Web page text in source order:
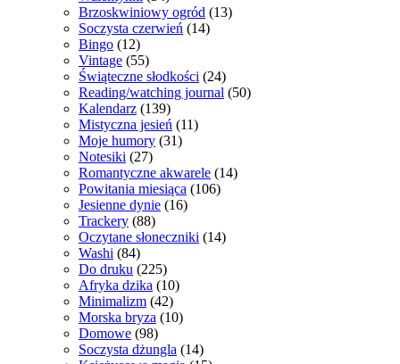
Brzoskwiniowy ogród (13)
Soczysta czerwień (14)
Bingo (12)
Vintage (55)
Świąteczne słodkości (24)
Reading/watching journal (50)
Kalendarz (139)
Mistyczna jesień (11)
Moje humory (31)
Notesiki (27)
Romantyczne akwarele (14)
Powitania miesiąca (106)
Jesienne dynie (16)
Trackery (88)
Oczytane słoneczniki (14)
Washi (84)
Do druku (225)
Afryka dzika (10)
Minimalizm (42)
Morska bryza (10)
Domowe (98)
Soczysta dżungla (14)